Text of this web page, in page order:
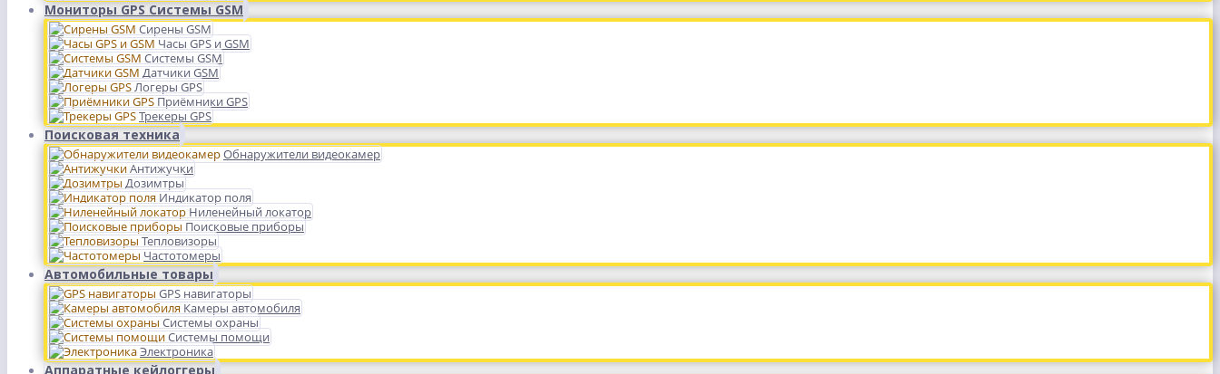
Мониторы GPS Системы GSM
Сирены GSM
Часы GPS и GSM
Системы GSM
Датчики GSM
Логеры GPS
Приёмники GPS
Трекеры GPS
Поисковая техника
Обнаружители видеокамер
Антижучки
Дозимтры
Индикатор поля
Ниленейный локатор
Поисковые приборы
Тепловизоры
Частотомеры
Автомобильные товары
GPS навигаторы
Камеры автомобиля
Системы охраны
Системы помощи
Электроника
Аппаратные кейлоггеры